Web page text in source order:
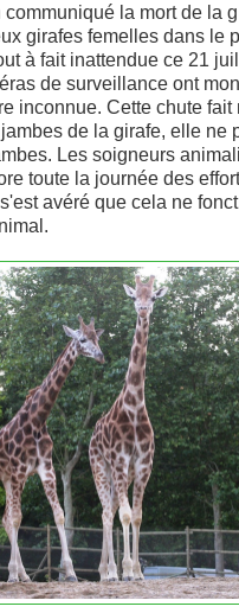
la mort de la
girafes femelles dans le
à fait inattendue ce 21
de surveillance ont
inconnue. Cette chute fait
de la girafe, elle ne
Les soigneurs
toute la journée des
avéré que cela ne